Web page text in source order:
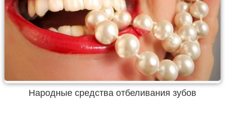
Народные средства отбеливания зубов